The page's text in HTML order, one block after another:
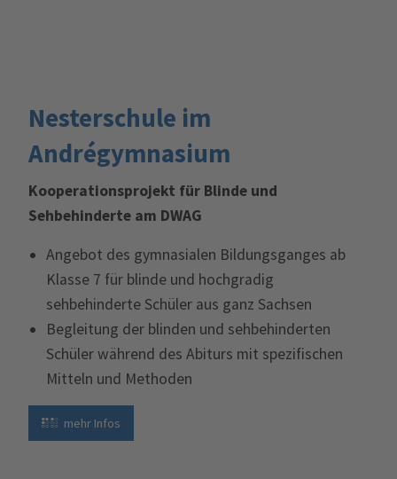
Nesterschule im
Andrégymnasium
Kooperationsprojekt für Blinde und
Sehbehinderte am DWAG
Angebot des gymnasialen Bildungsganges ab
Klasse 7 für blinde und hochgradig
sehbehinderte Schüler aus ganz Sachsen
Begleitung der blinden und sehbehinderten
Schüler während des Abiturs mit spezifischen
Mitteln und Methoden
mehr Infos